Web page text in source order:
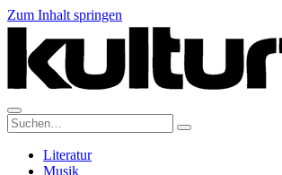
Zum Inhalt springen
Suche:
Literatur
Musik